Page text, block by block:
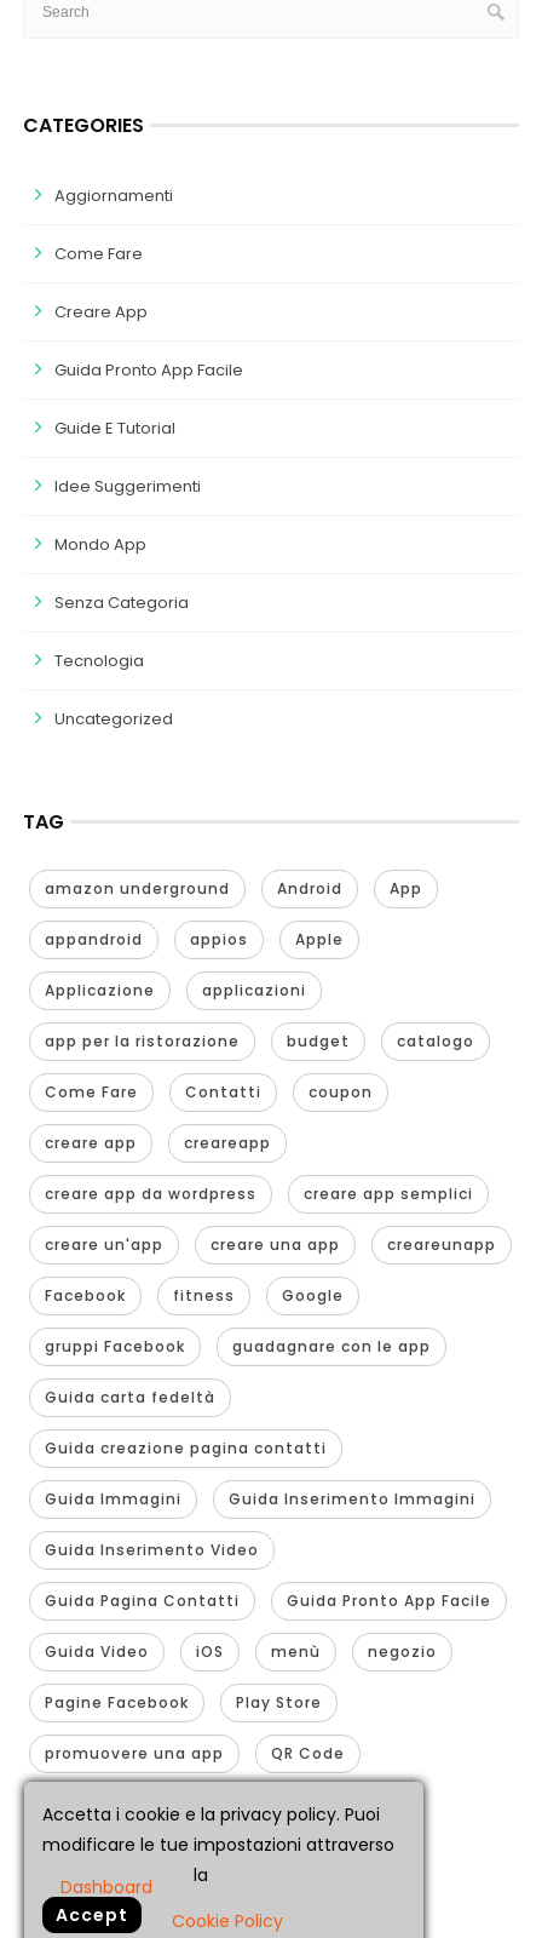
Accetta i cookie e la privacy policy. Puoi
modificare le tue impostazioni attraverso
la
Dashboard
GDPR
Cookie Policy
CATEGORIES
Aggiornamenti
Come Fare
Creare App
Guida Pronto App Facile
Guide E Tutorial
Idee Suggerimenti
Mondo App
Senza Categoria
Tecnologia
Uncategorized
TAG
amazon underground Android App
appandroid appios Apple
Applicazione applicazioni
app per la ristorazione budget catalogo
Come Fare Contatti coupon
creare app creareapp
creare app da wordpress creare app semplici
creare un'app creare una app creareunapp
Facebook fitness Google
gruppi Facebook guadagnare con le app
Guida carta fedeltà
Guida creazione pagina contatti
Guida Immagini Guida Inserimento Immagini
Guida Inserimento Video
Guida Pagina Contatti Guida Pronto App Facile
Guida Video iOS menù negozio
Pagine Facebook Play Store
promuovere una app QR Code
realizzare app smartphone
traformare sito in app youtube 360